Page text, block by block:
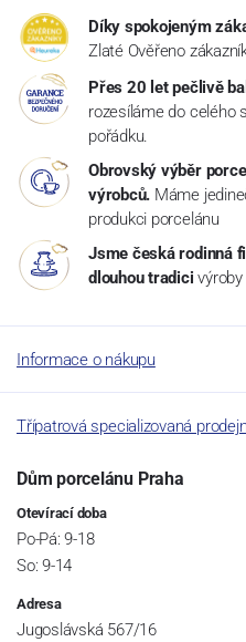
Díky spokojeným
Zlaté Ověřeno
Přes 20 let pečlivě
rozesíláme do celého
pořádku.
Obrovský výběr
výrobců. Máme
produkci porcelánu
Jsme česká rodinná
dlouhou tradici
Informace o nákupu
Třípatrová specializovaná
Dům porcelánu Praha
Otevírací doba
Po-Pá: 9-18
So: 9-14
Adresa
Jugoslávská 567/16